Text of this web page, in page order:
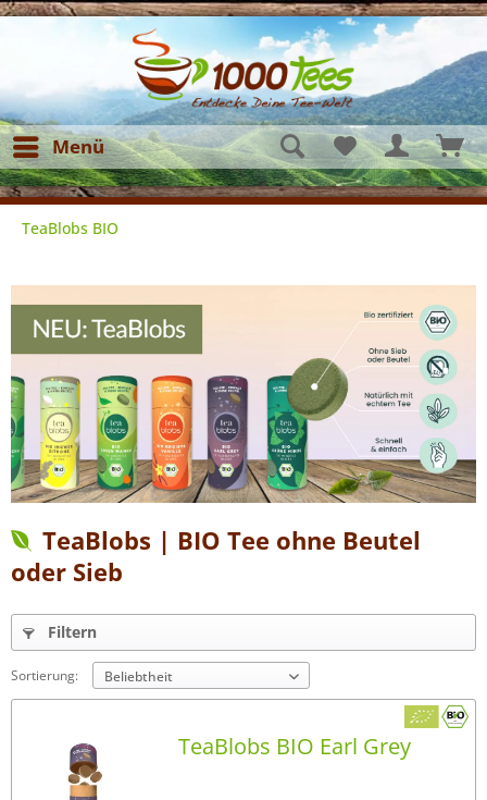
Menü
TeaBlobs BIO
TeaBlobs | BIO Tee ohne Beutel
oder Sieb
Filtern
Sortierung:
TeaBlobs BIO Earl Grey